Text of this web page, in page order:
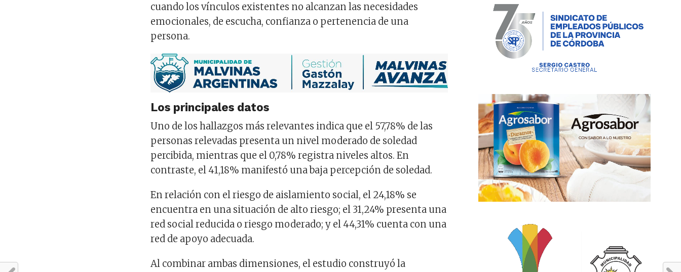
cuando los vínculos existentes no alcanzan las necesidades
emocionales, de escucha, confianza o pertenencia de una
persona.
Los principales datos
Uno de los hallazgos más relevantes indica que el 57,78% de las
personas relevadas presenta un nivel moderado de soledad
percibida, mientras que el 0,78% registra niveles altos. En
contraste, el 41,18% manifestó una baja percepción de soledad.
En relación con el riesgo de aislamiento social, el 24,18% se
encuentra en una situación de alto riesgo; el 31,24% presenta una
red social reducida o riesgo moderado; y el 44,31% cuenta con una
red de apoyo adecuada.
Al combinar ambas dimensiones, el estudio construyó la